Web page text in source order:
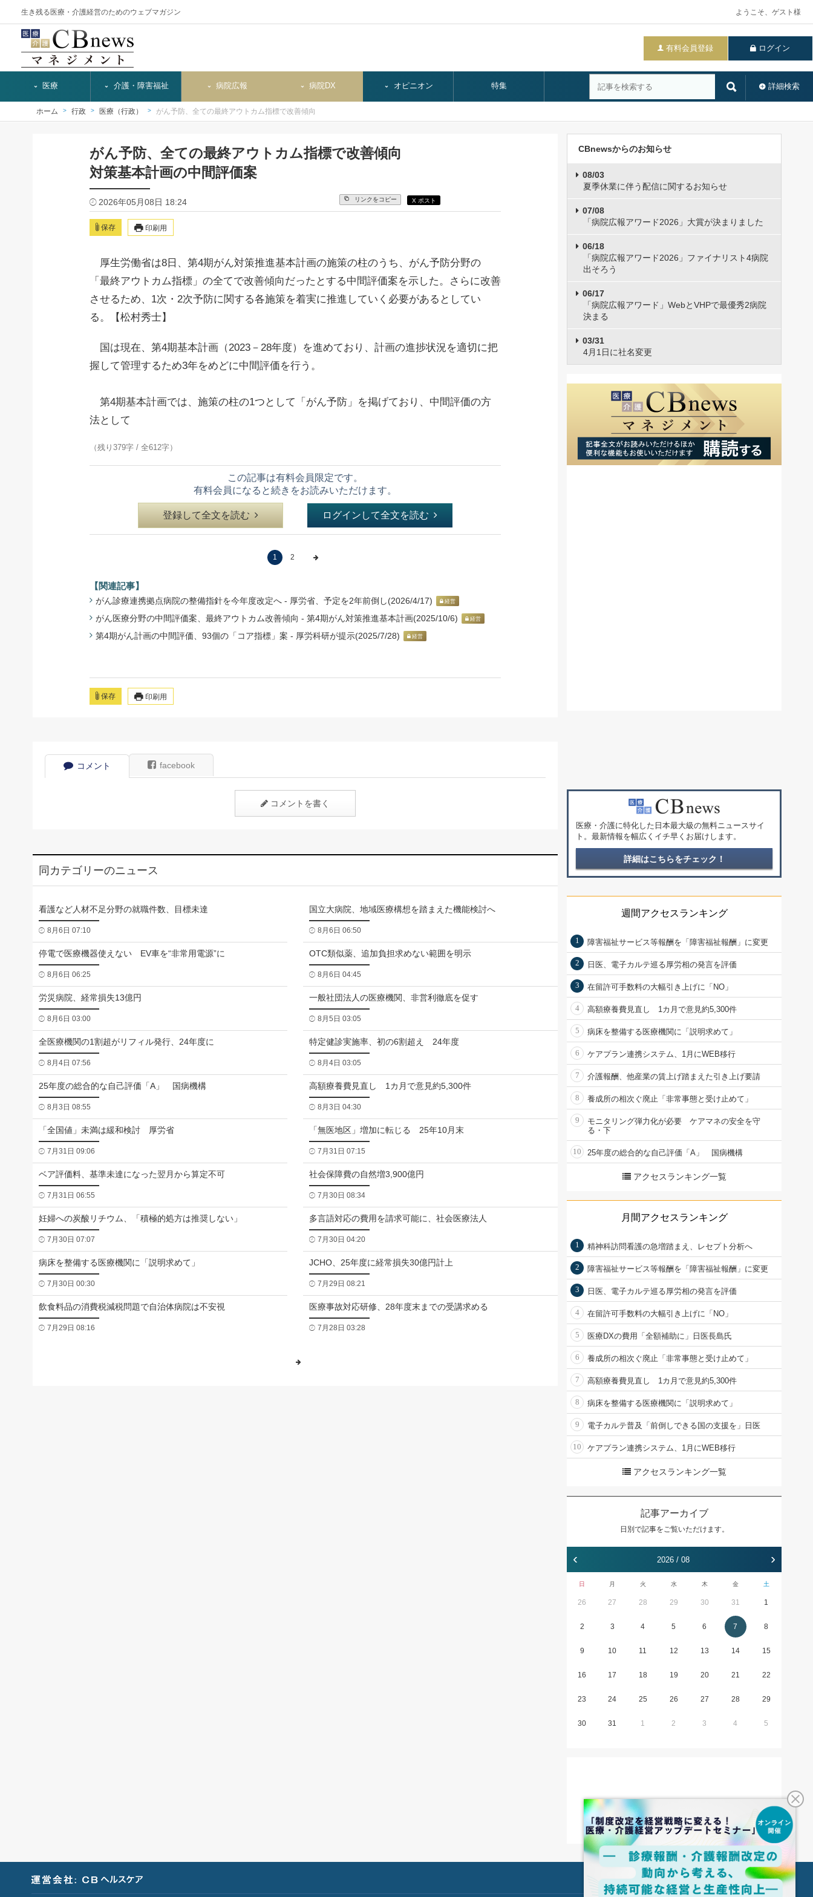
生き残る医療・介護経営のためのウェブマガジン ようこそ、ゲスト様
有料会員登録 ログイン
詳細検索
医療 介護・障害福祉 病院広報 病院DX オピニオン 特集
ホーム 行政 医療（行政） がん予防、全ての最終アウトカム指標で改善傾向
がん予防、全ての最終アウトカム指標で改善傾向
対策基本計画の中間評価案
2026年05月08日 18:24 リンクをコピー X ポスト
保存 印刷用
厚生労働省は8日、第4期がん対策推進基本計画の施策の柱のうち、がん予防分野の
「最終アウトカム指標」の全てで改善傾向だったとする中間評価案を示した。さらに改善
させるため、1次・2次予防に関する各施策を着実に推進していく必要があるとしてい
る。【松村秀士】
国は現在、第4期基本計画（2023－28年度）を進めており、計画の進捗状況を適切に把
握して管理するため3年をめどに中間評価を行う。
第4期基本計画では、施策の柱の1つとして「がん予防」を掲げており、中間評価の方
法として
（残り379字 / 全612字）
この記事は有料会員限定です。
有料会員になると続きをお読みいただけます。
登録して全文を読む ログインして全文を読む
1 2
【関連記事】
がん診療連携拠点病院の整備指針を今年度改定へ - 厚労省、予定を2年前倒し(2026/4/17) 経営
がん医療分野の中間評価案、最終アウトカム改善傾向 - 第4期がん対策推進基本計画(2025/10/6) 経営
第4期がん計画の中間評価、93個の「コア指標」案 - 厚労科研が提示(2025/7/28) 経営
保存 印刷用
コメント facebook
コメントを書く
同カテゴリーのニュース
看護など人材不足分野の就職件数、目標未達
8月6日 07:10
国立大病院、地域医療構想を踏まえた機能検討へ
8月6日 06:50
停電で医療機器使えない EV車を“非常用電源”に
8月6日 06:25
OTC類似薬、追加負担求めない範囲を明示
8月6日 04:45
労災病院、経常損失13億円
8月6日 03:00
一般社団法人の医療機関、非営利徹底を促す
8月5日 03:05
全医療機関の1割超がリフィル発行、24年度に
8月4日 07:56
特定健診実施率、初の6割超え 24年度
8月4日 03:05
25年度の総合的な自己評価「A」 国病機構
8月3日 08:55
高額療養費見直し 1カ月で意見約5,300件
8月3日 04:30
「全国値」未満は緩和検討 厚労省
7月31日 09:06
「無医地区」増加に転じる 25年10月末
7月31日 07:15
ベア評価料、基準未達になった翌月から算定不可
7月31日 06:55
社会保障費の自然増3,900億円
7月30日 08:34
妊婦への炭酸リチウム、「積極的処方は推奨しない」
7月30日 07:07
多言語対応の費用を請求可能に、社会医療法人
7月30日 04:20
病床を整備する医療機関に「説明求めて」
7月30日 00:30
JCHO、25年度に経常損失30億円計上
7月29日 08:21
飲食料品の消費税減税問題で自治体病院は不安視
7月29日 08:16
医療事故対応研修、28年度末までの受講求める
7月28日 03:28
CBnewsからのお知らせ
08/03
夏季休業に伴う配信に関するお知らせ
07/08
「病院広報アワード2026」大賞が決まりました
06/18
「病院広報アワード2026」ファイナリスト4病院
出そろう
06/17
「病院広報アワード」WebとVHPで最優秀2病院
決まる
03/31
4月1日に社名変更
医療・介護に特化した日本最大級の無料ニュースサイ
ト。最新情報を幅広くイチ早くお届けします。
詳細はこちらをチェック！
週間アクセスランキング
1 障害福祉サービス等報酬を「障害福祉報酬」に変更
2 日医、電子カルテ巡る厚労相の発言を評価
3 在留許可手数料の大幅引き上げに「NO」
4 高額療養費見直し 1カ月で意見約5,300件
5 病床を整備する医療機関に「説明求めて」
6 ケアプラン連携システム、1月にWEB移行
7 介護報酬、他産業の賃上げ踏まえた引き上げ要請
8 養成所の相次ぐ廃止「非常事態と受け止めて」
9
モニタリング弾力化が必要 ケアマネの安全を守
る・下
10 25年度の総合的な自己評価「A」 国病機構
アクセスランキング一覧
月間アクセスランキング
1 精神科訪問看護の急増踏まえ、レセプト分析へ
2 障害福祉サービス等報酬を「障害福祉報酬」に変更
3 日医、電子カルテ巡る厚労相の発言を評価
4 在留許可手数料の大幅引き上げに「NO」
5 医療DXの費用「全額補助に」日医長島氏
6 養成所の相次ぐ廃止「非常事態と受け止めて」
7 高額療養費見直し 1カ月で意見約5,300件
8 病床を整備する医療機関に「説明求めて」
9 電子カルテ普及「前倒しできる国の支援を」日医
10 ケアプラン連携システム、1月にWEB移行
アクセスランキング一覧
記事アーカイブ
日別で記事をご覧いただけます。
‹ 2026 / 08 ›
日 月 火 水 木 金 土
26 27 28 29 30 31 1
2 3 4 5 6 7 8
9 10 11 12 13 14 15
16 17 18 19 20 21 22
23 24 25 26 27 28 29
30 31 1 2 3 4 5